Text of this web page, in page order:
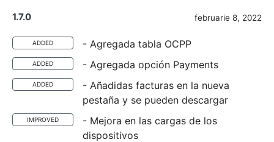
1.7.0 februarie 8, 2022
ADDED - Agregada tabla OCPP
ADDED - Agregada opción Payments
ADDED
- Añadidas facturas en la nueva
pestaña y se pueden descargar
IMPROVED
- Mejora en las cargas de los
dispositivos